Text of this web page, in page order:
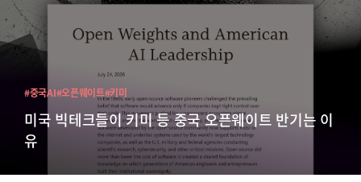
미국 빅테크들이 키미 등 중국 오픈웨이트 반기는 이
유
#중국AI#오픈웨이트#키미